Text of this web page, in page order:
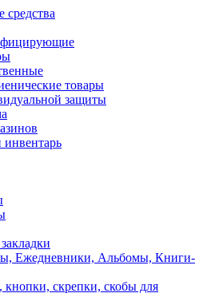
товары
защиты
Ежедневники, Альбомы, Книги-
кнопки, скрепки, скобы для